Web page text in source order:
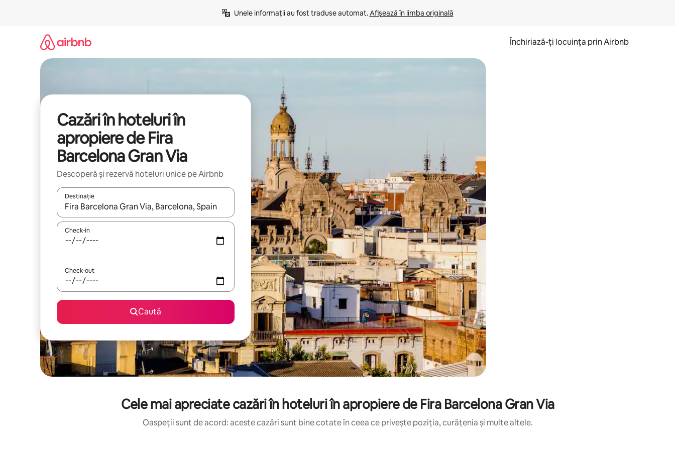
Unele informații au fost traduse automat. Afișează în limba originală
Închiriază-ți locuința prin Airbnb
Cazări în hoteluri în
apropiere de Fira
Barcelona Gran Via
Descoperă și rezervă hoteluri unice pe Airbnb
Destinație
Când se încarcă rezultatele, navighează folosind tastele săgeată în sus și în jos sau prin gesturi de atingere ori glisare.
Check-in
Check-out
Caută
Cele mai apreciate cazări în hoteluri în apropiere de Fira Barcelona Gran Via
Oaspeții sunt de acord: aceste cazări sunt bine cotate în ceea ce privește poziția, curățenia și multe altele.